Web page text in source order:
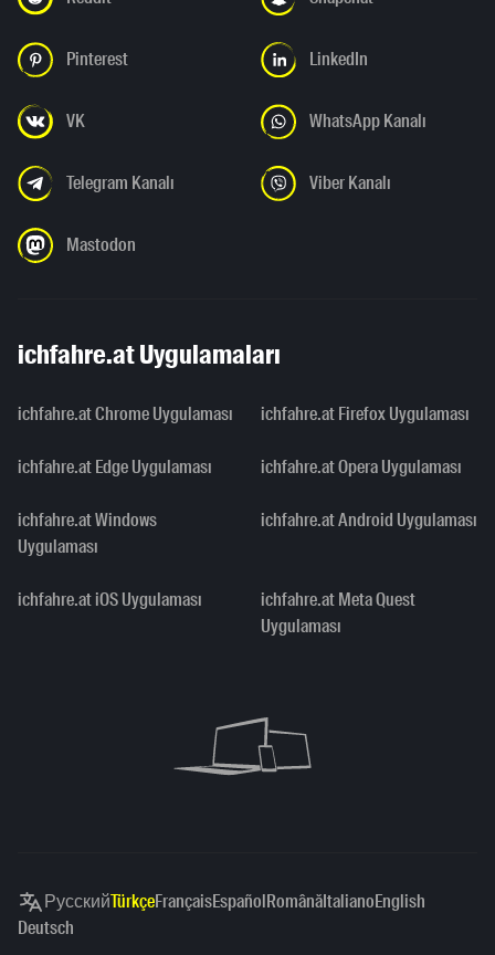
Pinterest LinkedIn
VK WhatsApp Kanalı
Telegram Kanalı Viber Kanalı
Mastodon
ichfahre.at Uygulamaları
ichfahre.at Chrome Uygulaması ichfahre.at Firefox Uygulaması
ichfahre.at Edge Uygulaması ichfahre.at Opera Uygulaması
ichfahre.at Windows
Uygulaması
ichfahre.at Android Uygulaması
ichfahre.at iOS Uygulaması
ichfahre.at Meta Quest
Uygulaması
РусскийTürkçeFrançaisEspañolRomânăItalianoEnglish
Deutsch